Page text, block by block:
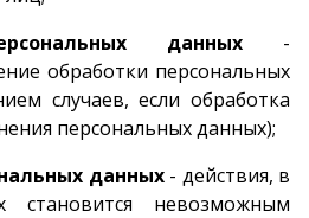
данных -
обработки персональных
случаев, если обработка
персональных данных);
данных- действия, в
становится невозможным